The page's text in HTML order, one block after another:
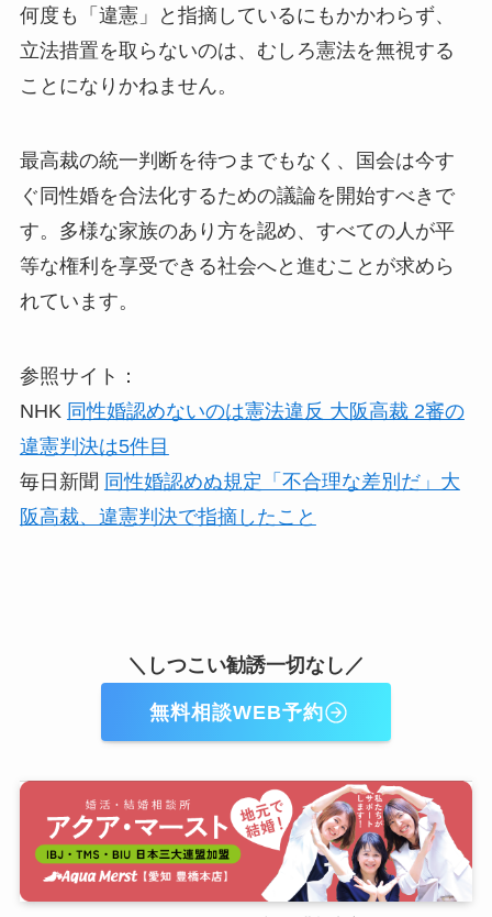
何度も「違憲」と指摘しているにもかかわらず、
立法措置を取らないのは、むしろ憲法を無視する
ことになりかねません。
最高裁の統一判断を待つまでもなく、国会は今す
ぐ同性婚を合法化するための議論を開始すべきで
す。多様な家族のあり方を認め、すべての人が平
等な権利を享受できる社会へと進むことが求めら
れています。
参照サイト：
NHK 同性婚認めないのは憲法違反 大阪高裁 2審の
違憲判決は5件目
毎日新聞 同性婚認めぬ規定「不合理な差別だ」大
阪高裁、違憲判決で指摘したこと
＼しつこい勧誘一切なし／
無料相談WEB予約